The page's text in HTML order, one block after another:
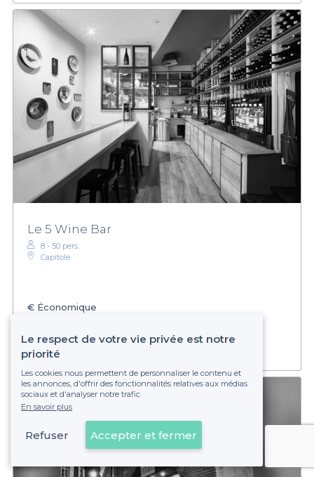
Le 5 Wine Bar
8 - 50 pers.
Capitole
€ Économique
Voir sur la carte
Le respect de votre vie privée est notre
priorité
Les cookies nous permettent de personnaliser le contenu et
les annonces, d'offrir des fonctionnalités relatives aux médias
sociaux et d'analyser notre trafic.
En savoir plus
Refuser Accepter et fermer